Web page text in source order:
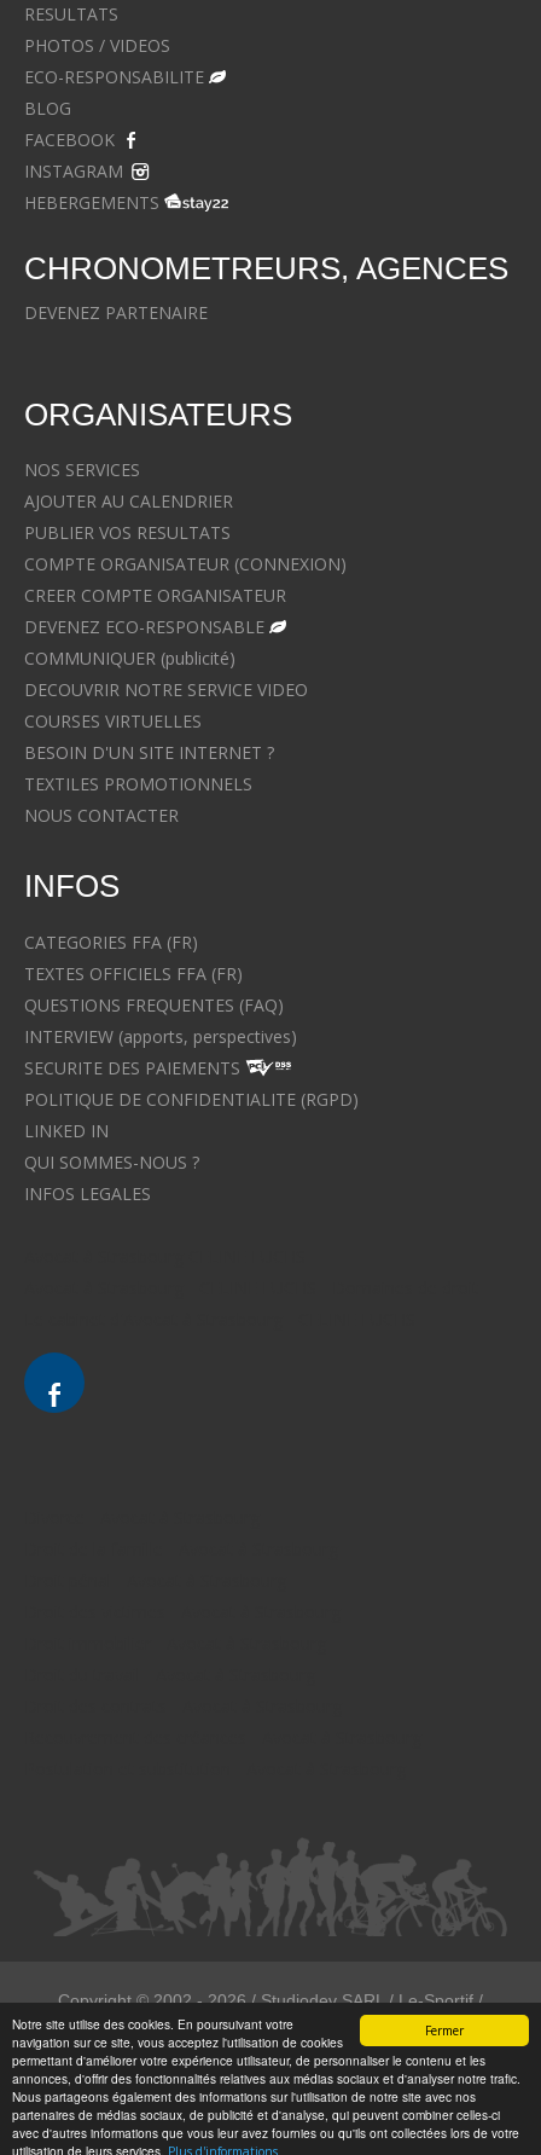
Fermer
Notre site utilise des cookies. En poursuivant votre
navigation sur ce site, vous acceptez l'utilisation de cookies
permettant d'améliorer votre expérience utilisateur, de personnaliser le contenu et les
annonces, d'offrir des fonctionnalités relatives aux médias sociaux et d'analyser notre trafic.
Nous partageons également des informations sur l'utilisation de notre site avec nos
partenaires de médias sociaux, de publicité et d'analyse, qui peuvent combiner celles-ci
avec d'autres informations que vous leur avez fournies ou qu'ils ont collectées lors de votre
utilisation de leurs services. Plus d'informations
RESULTATS
PHOTOS / VIDEOS
ECO-RESPONSABILITE
BLOG
FACEBOOK
INSTAGRAM
HEBERGEMENTS
CHRONOMETREURS, AGENCES
DEVENEZ PARTENAIRE
ORGANISATEURS
NOS SERVICES
AJOUTER AU CALENDRIER
PUBLIER VOS RESULTATS
COMPTE ORGANISATEUR (CONNEXION)
CREER COMPTE ORGANISATEUR
DEVENEZ ECO-RESPONSABLE
COMMUNIQUER (publicité)
DECOUVRIR NOTRE SERVICE VIDEO
COURSES VIRTUELLES
BESOIN D'UN SITE INTERNET ?
TEXTILES PROMOTIONNELS
NOUS CONTACTER
INFOS
CATEGORIES FFA (FR)
TEXTES OFFICIELS FFA (FR)
QUESTIONS FREQUENTES (FAQ)
INTERVIEW (apports, perspectives)
SECURITE DES PAIEMENTS
POLITIQUE DE CONFIDENTIALITE (RGPD)
LINKED IN
QUI SOMMES-NOUS ?
INFOS LEGALES
Copyright ©2002 - 2026/ Studiodev SARL / Le-Sportif /
Registration4all
Tous droits réservées.
Numéro de déclaration CNIL : 1999972